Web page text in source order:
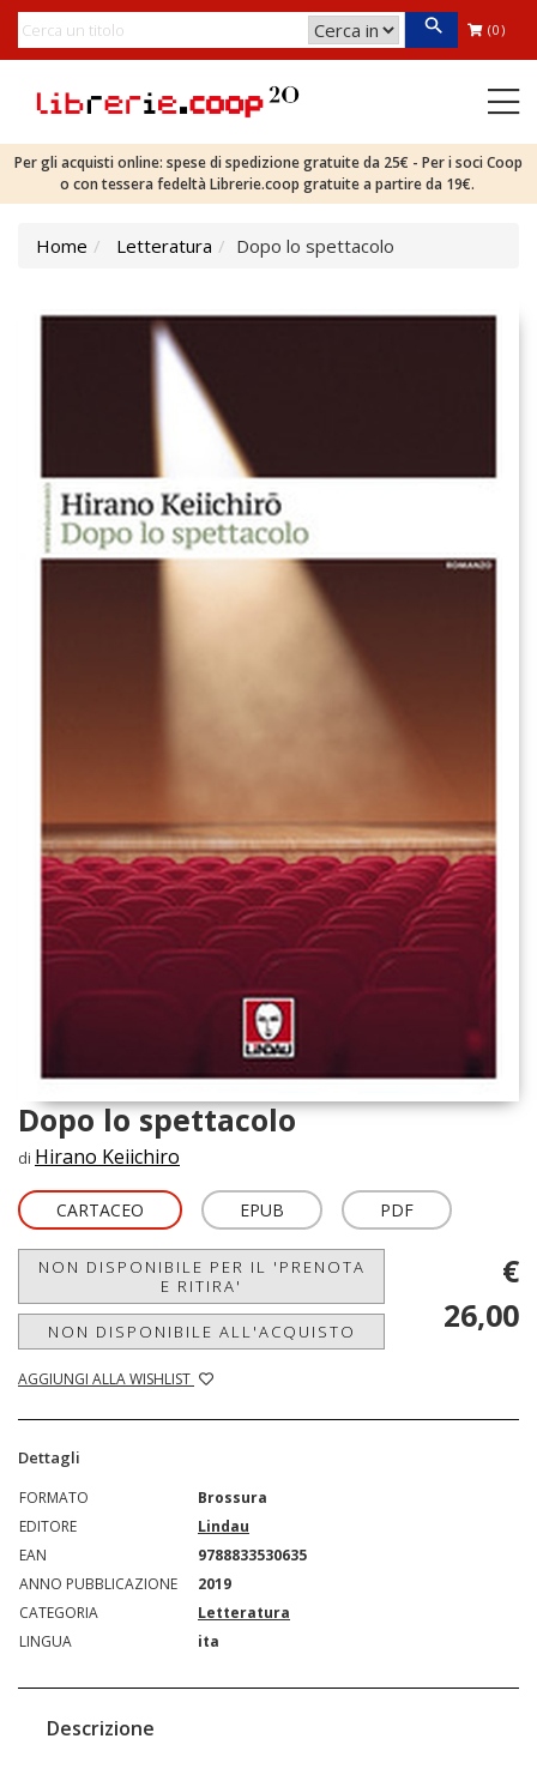
(0)
Per gli acquisti online: spese di spedizione gratuite da 25€ - Per i soci Coop
o con tessera fedeltà Librerie.coop gratuite a partire da 19€.
Home Letteratura Dopo lo spettacolo
Dopo lo spettacolo
di Hirano Keiichiro
CARTACEO EPUB PDF
NON DISPONIBILE PER IL 'PRENOTA
E RITIRA'
NON DISPONIBILE ALL'ACQUISTO
AGGIUNGI ALLA WISHLIST
€
26,00
Dettagli
FORMATO
Brossura
EDITORE
Lindau
EAN
9788833530635
ANNO PUBBLICAZIONE
2019
CATEGORIA
Letteratura
LINGUA
ita
Descrizione